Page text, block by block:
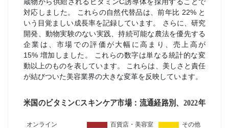
対応しました。 これらの自然代替品は、前年比 22% と
いう目覚ましい成長率を記録しています。 さらに、研究
開発、動物実験のない実践、持続可能な農法を優先する
企業は、市場での評価が大幅に高まり、売上高が
15% 増加しました。 これらの数字は単なる統計的な変
動以上のものを表しています。 これらは、美しさと責任
が結びついた美容業界の大きな変革を反映しています。